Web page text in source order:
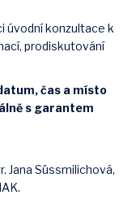
úvodní konzultace k
prodiskutování
čas a místo
s garantem
Jana Süssmilichová,